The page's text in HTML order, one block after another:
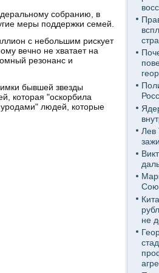
собранию, в
меры поддержки семей.
с небольшим рискует
вечно не хватает на
резонанс и
бывшей звезды
которая "оскорбила
людей, которые
Лев
не